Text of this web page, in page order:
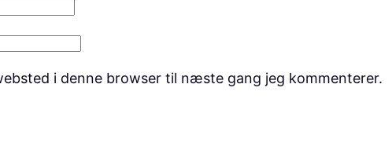
i denne browser til næste gang jeg kommenterer.